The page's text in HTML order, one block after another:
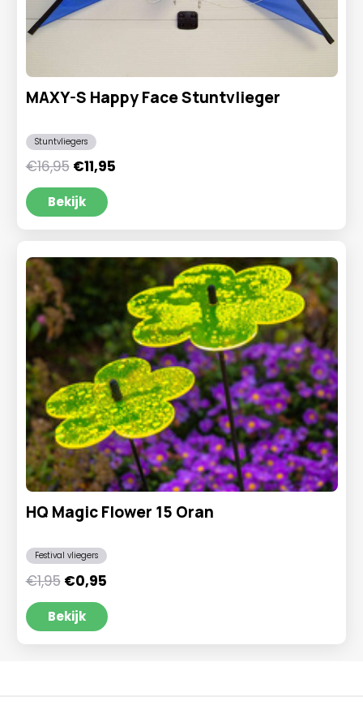
MAXY-S Happy Face Stuntvlieger
Stuntvliegers
€16,95 Oorspronkelijke
prijs
was:
€16,95.
€11,95Huidige
Bekijk
HQ Magic Flower 15 Oran
Festival vliegers
€1,95 Oorspronkelijke
prijs
was:
€1,95.
€0,95Huidige
is:
Bekijk